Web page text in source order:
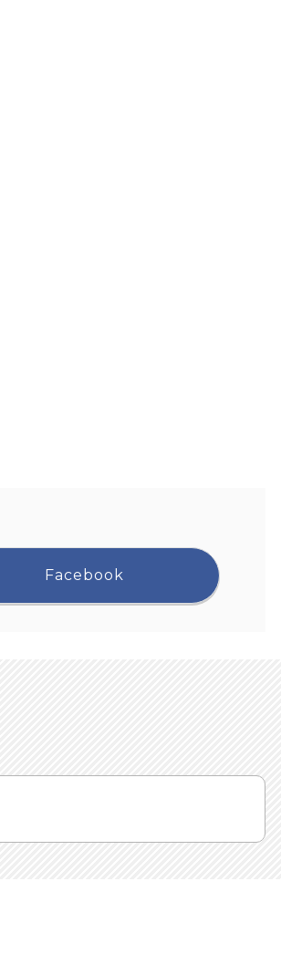
Facebook